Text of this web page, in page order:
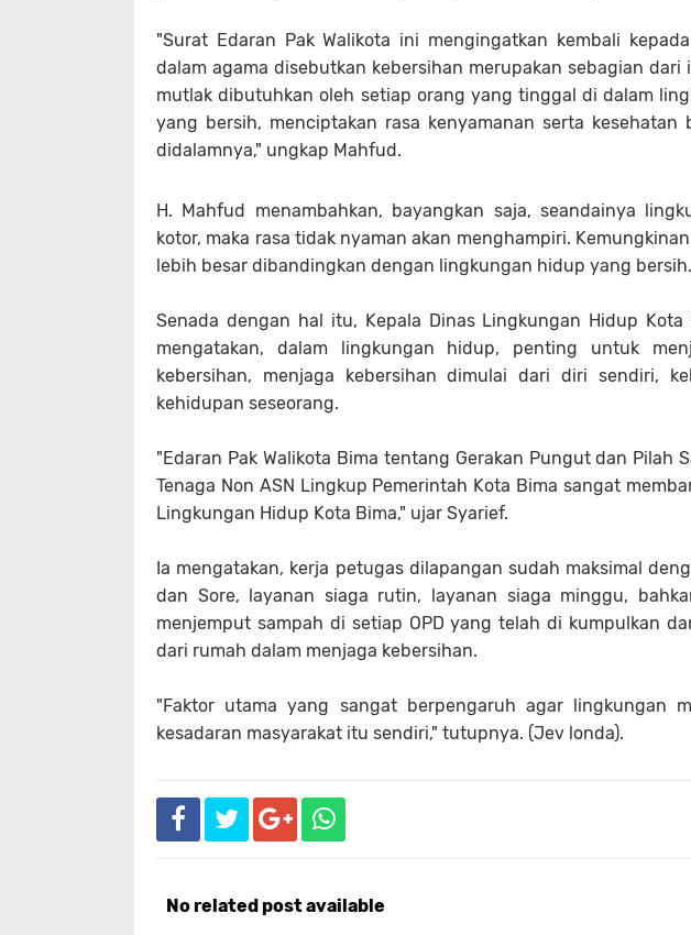
"Surat Edaran Pak Walikota ini mengingatkan kembali
dalam agama disebutkan kebersihan merupakan sebagian dari
mutlak dibutuhkan oleh setiap orang yang tinggal di dalam
yang bersih, menciptakan rasa kenyamanan serta
didalamnya," ungkap Mahfud.
H. Mahfud menambahkan, bayangkan saja, seandainya
kotor, maka rasa tidak nyaman akan menghampiri.
lebih besar dibandingkan dengan lingkungan hidup yang
Senada dengan hal itu, Kepala Dinas Lingkungan Hidup Kota
mengatakan, dalam lingkungan hidup, penting untuk
kebersihan, menjaga kebersihan dimulai dari diri sendiri,
kehidupan seseorang.
"Edaran Pak Walikota Bima tentang Gerakan Pungut dan Pilah
Tenaga Non ASN Lingkup Pemerintah Kota Bima sangat
Lingkungan Hidup Kota Bima," ujar Syarief.
Ia mengatakan, kerja petugas dilapangan sudah maksimal
dan Sore, layanan siaga rutin, layanan siaga minggu,
menjemput sampah di setiap OPD yang telah di kumpulkan
dari rumah dalam menjaga kebersihan.
"Faktor utama yang sangat berpengaruh agar lingkungan
kesadaran masyarakat itu sendiri," tutupnya. (Jev londa).
No related post available